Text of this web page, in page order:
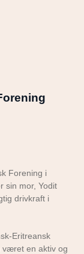
Forening i
sin mor, Yodit
drivkraft i
Eritreansk
været en aktiv og